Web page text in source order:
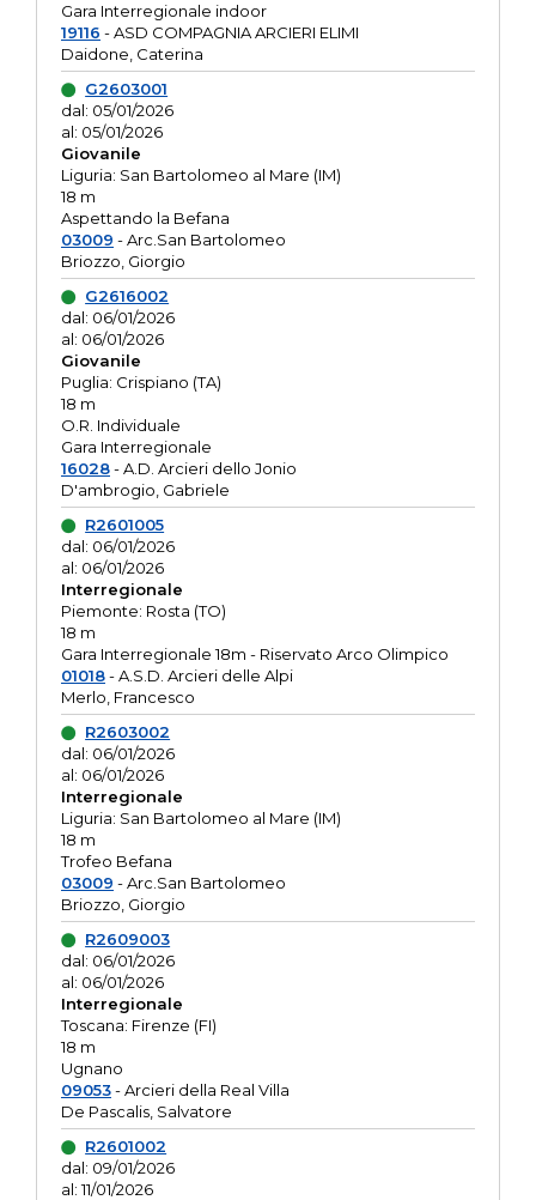
Gara Interregionale indoor
19116 - ASD COMPAGNIA ARCIERI ELIMI
Daidone, Caterina
G2603001
dal: 05/01/2026
al: 05/01/2026
Giovanile
Liguria: San Bartolomeo al Mare (IM)
18 m
Aspettando la Befana
03009 - Arc.San Bartolomeo
Briozzo, Giorgio
G2616002
dal: 06/01/2026
al: 06/01/2026
Giovanile
Puglia: Crispiano (TA)
18 m
O.R. Individuale
Gara Interregionale
16028- A.D. Arcieri dello Jonio
D'ambrogio, Gabriele
R2601005
dal: 06/01/2026
al: 06/01/2026
Interregionale
Piemonte: Rosta (TO)
18 m
Gara Interregionale 18m - Riservato Arco Olimpico
01018- A.S.D. Arcieri delle Alpi
Merlo, Francesco
R2603002
dal: 06/01/2026
al: 06/01/2026
Interregionale
Liguria: San Bartolomeo al Mare (IM)
18 m
Trofeo Befana
03009 - Arc.San Bartolomeo
Briozzo, Giorgio
R2609003
dal: 06/01/2026
al: 06/01/2026
Interregionale
Toscana: Firenze (FI)
18 m
Ugnano
09053- Arcieri della Real Villa
De Pascalis, Salvatore
R2601002
dal: 09/01/2026
al: 11/01/2026